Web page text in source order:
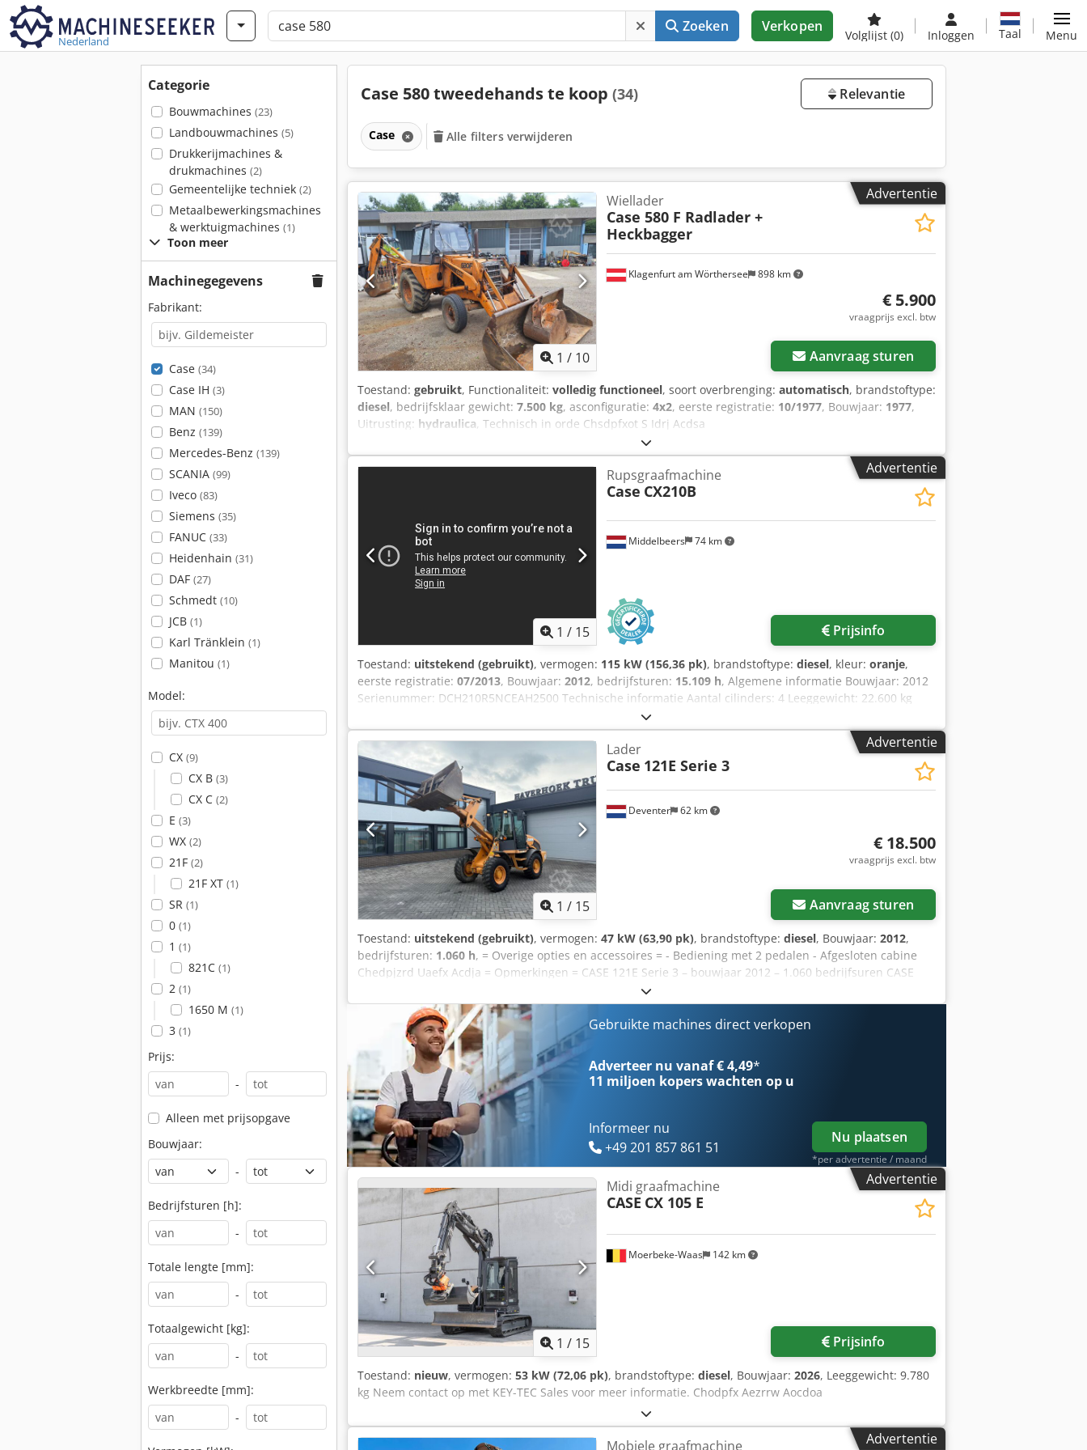
Nederland
Zoeken Verkopen
Volglijst (0) Inloggen Taal Menu
Categorie
Bouwmachines (23)
Landbouwmachines (5)
Drukkerijmachines &
drukmachines (2)
Gemeentelijke techniek (2)
Metaalbewerkingsmachines
& werktuigmachines (1)
Toon meer
Machinegegevens
Fabrikant:
Case (34)
Case IH (3)
MAN (150)
Benz (139)
Mercedes-Benz (139)
SCANIA (99)
Iveco (83)
Siemens (35)
FANUC (33)
Heidenhain (31)
DAF (27)
Schmedt (10)
JCB (1)
Karl Tränklein (1)
Manitou (1)
Model:
CX (9)
CX B (3)
CX C (2)
E (3)
WX (2)
21F (2)
21F XT (1)
SR (1)
0 (1)
1 (1)
821C (1)
2 (1)
1650 M (1)
3 (1)
Prijs:
-
Alleen met prijsopgave
Bouwjaar:
-
Bedrijfsturen [h]:
-
Totale lengte [mm]:
-
Totaalgewicht [kg]:
-
Werkbreedte [mm]:
-
Case 580 tweedehands te koop (34) Relevantie
Case Alle filters verwijderen
Advertentie
1 / 10
Klagenfurt am Wörthersee 898 km
Wiellader
Case 580 F Radlader +
Heckbagger
€ 5.900
vraagprijs excl. btw
Aanvraag sturen
Toestand: gebruikt, Functionaliteit: volledig functioneel, soort overbrenging: automatisch, brandstoftype:
diesel, bedrijfsklaar gewicht: 7.500 kg, asconfiguratie: 4x2, eerste registratie: 10/1977, Bouwjaar: 1977,
Uitrusting: hydraulica, Technisch in orde Chsdpfxot S Idrj Acdsa
Advertentie
1 / 15
Middelbeers 74 km
Rupsgraafmachine
Case CX210B
Prijsinfo
Toestand: uitstekend (gebruikt), vermogen: 115 kW (156,36 pk), brandstoftype: diesel, kleur: oranje,
eerste registratie: 07/2013, Bouwjaar: 2012, bedrijfsturen: 15.109 h, Algemene informatie Bouwjaar: 2012
Serienummer: DCH210R5NCEAH2500 Technische informatie Aantal cilinders: 4 Leeggewicht: 22.600 kg
Functioneel Werkbreedte: 300 cm CE-markering: ja Staat Technische staat: zeer goed Optische staat: zeer
goed Chjdpfsy En Ndox Acdsa Financiële informatie Prijs: op aanvraag Garantie Garantie: Van eerste
eigenaar, volledig dealeronderhouden, direct inzetbaar! - 80% rupsloopwerk - Inclusief 3 bakken: 1300
mm, 450 mm en 2000 mm slotenbak - Optioneel met TOPCON 3D-systeem uit 2021
Advertentie
1 / 15
Deventer 62 km
Lader
Case 121E Serie 3
€ 18.500
vraagprijs excl. btw
Aanvraag sturen
Toestand: uitstekend (gebruikt), vermogen: 47 kW (63,90 pk), brandstoftype: diesel, Bouwjaar: 2012,
bedrijfsturen: 1.060 h, = Overige opties en accessoires = - Bediening met 2 pedalen - Afgesloten cabine
Chedpjzrd Uaefx Acdja = Opmerkingen = CASE 121E Serie 3 – bouwjaar 2012 – 1.060 bedrijfsuren CASE
121E Serie 3 wiellader, bouwjaar 2012. De machine verkeert in goede staat en heeft slechts 1.060
bedrijfsuren. De machine verkeert zowel technisch als optisch in goede staat. Hij is geschikt voor diverse
toepassingen en is direct inzetbaar. Kenmerken: * Bouwjaar: 2012 * Slechts 1.060 bedrijfsuren * Goede
technische en optische staat * Direct inzetbaar Neem contact met ons op voor meer informatie of om een
bezichtiging in te plannen. = Overige informatie = Bouwjaar: 2012 Leeggewicht: 5.800 kg Laadvermogen:
1.540 kg Maximaal toelaatbaar gewicht: 7.340 kg Technische staat: zeer goed Optische staat: zeer goed
Serienummer: FNH121ESNCHP00140 Neem contact op met Gerrit Haverhoek voor meer informatie.
Gebruikte machines direct verkopen
Adverteer nu vanaf € 4,49*
11 miljoen koperswachten op u
Informeer nu
+49 201 857 861 51
Nu plaatsen
*per advertentie / maand
Advertentie
1 / 15
Moerbeke-Waas 142 km
Midi graafmachine
CASE CX 105 E
Prijsinfo
Toestand: nieuw, vermogen: 53 kW (72,06 pk), brandstoftype: diesel, Bouwjaar: 2026, Leeggewicht: 9.780
kg Neem contact op met KEY-TEC Sales voor meer informatie. Chodpfx Aezrrw Aocdoa
Advertentie
Mobiele graafmachine